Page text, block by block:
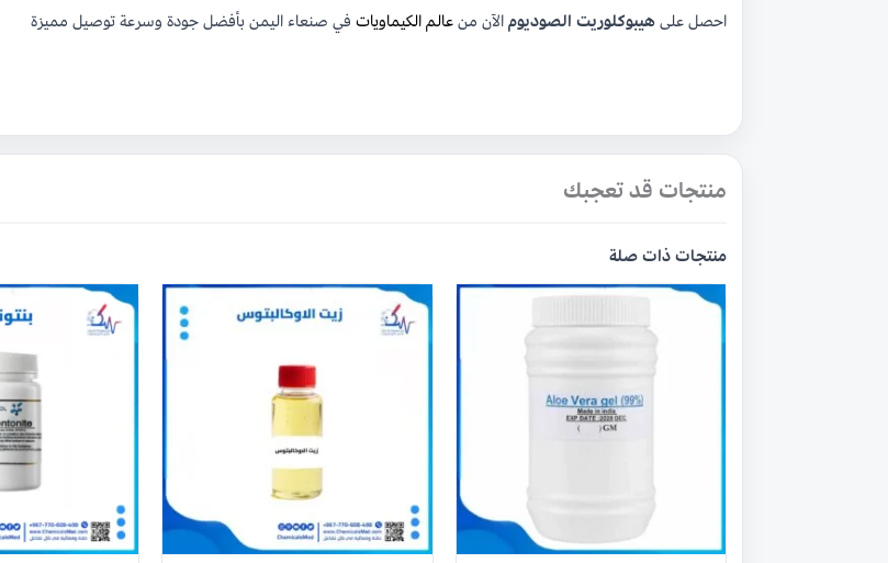
احصل علىهيبوكلوريت الصوديومالآن منعالم الكيماويات في صنعاء اليمن بأفضل جودة وسرعة توصيل مميزة
منتجات قد تعجبك
منتجات ذات صلة
المنتج.
يمكن
اختيار
هناك
العديد
المنتج.
يمكن
اختيار